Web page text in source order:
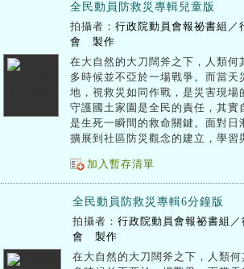
全民動員防救災專輯兒童版
拍攝者： 行政院動員會報祕書組
會 製作
在大自然的大刀闊斧之下，人類
多時候並不亞於一場戰爭。而當
地，視救災如同作戰，是災害現場
守護國土家園是全民的責任，其
是生死一瞬間的救命關鍵。面對
擴展到社區防災觀念的建立，學習
加入暫存清單
全民動員防救災專輯6分鐘版
拍攝者： 行政院動員會報祕書組
會 製作
在大自然的大刀闊斧之下，人類